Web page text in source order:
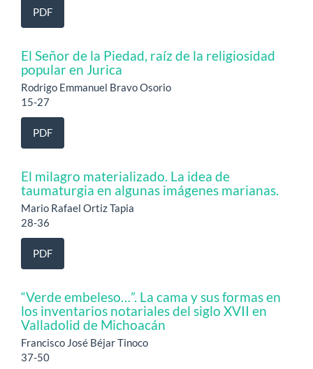
PDF
El Señor de la Piedad, raíz de la religiosidad
popular en Jurica
Rodrigo Emmanuel Bravo Osorio
15-27
PDF
El milagro materializado. La idea de
taumaturgia en algunas imágenes marianas.
Mario Rafael Ortiz Tapia
28-36
PDF
“Verde embeleso…”. La cama y sus formas en
los inventarios notariales del siglo XVII en
Valladolid de Michoacán
Francisco José Béjar Tinoco
37-50